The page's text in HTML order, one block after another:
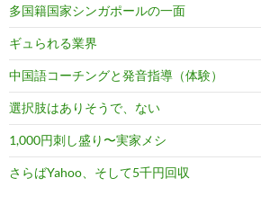
多国籍国家シンガポールの一面
ギュられる業界
中国語コーチングと発音指導（体験）
選択肢はありそうで、ない
1,000円刺し盛り〜実家メシ
さらばYahoo、そして5千円回収